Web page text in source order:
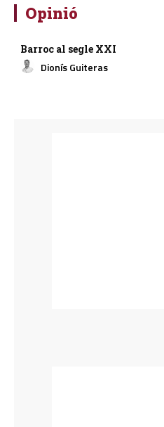
Opinió
Barroc al segle XXI
Dionís Guiteras